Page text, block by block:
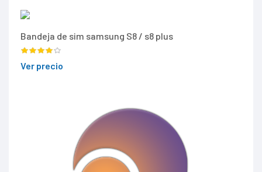
Bandeja de sim samsung S8 / s8 plus
Ver precio